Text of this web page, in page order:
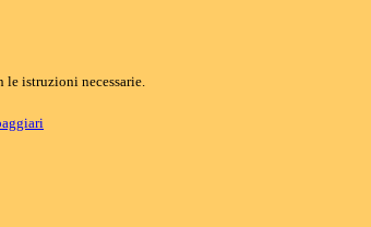
istruzioni necessarie.